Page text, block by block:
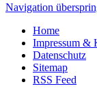
Navigation
Home
Impressum &
Datenschutz
Sitemap
RSS Feed